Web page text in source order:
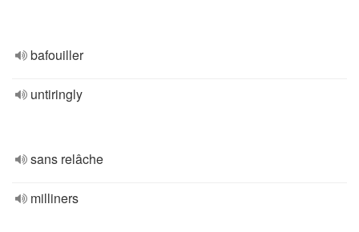
bafouiller
untiringly
sans relâche
milliners